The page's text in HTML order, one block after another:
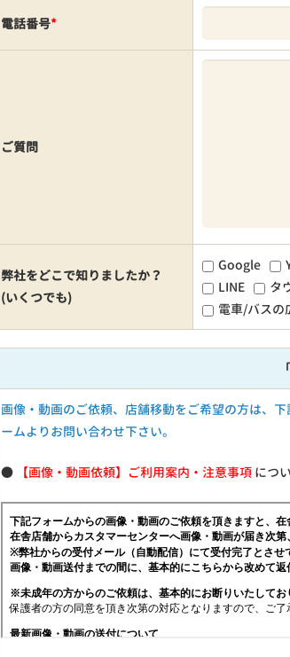
電話番号*
ご質問
弊社をどこで知りましたか？
(いくつでも)
Google
LINE
タ
電車/バスの
画像・動画のご依頼、店舗移動をご希望の方は、
ームよりお問い合わせ下さい。
● 【画像・動画依頼】ご利用案内・注意事項 につ